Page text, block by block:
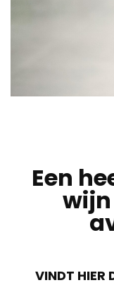
Een
wijn
VINDT HIER